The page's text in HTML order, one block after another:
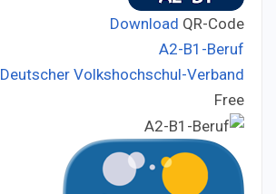
Download QR-Code
A2-B1-Beruf
Deutscher Volkshochschul-Verband
Free